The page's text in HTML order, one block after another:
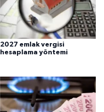
2027 emlak vergisi
hesaplama yöntemi